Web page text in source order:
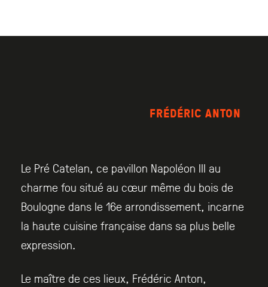
FRÉDÉRIC ANTON
Le Pré Catelan, ce pavillon Napoléon III au
charme fou situé au cœur même du bois de
Boulogne dans le 16e arrondissement, incarne
la haute cuisine française dans sa plus belle
expression.
Le maître de ces lieux, Frédéric Anton,